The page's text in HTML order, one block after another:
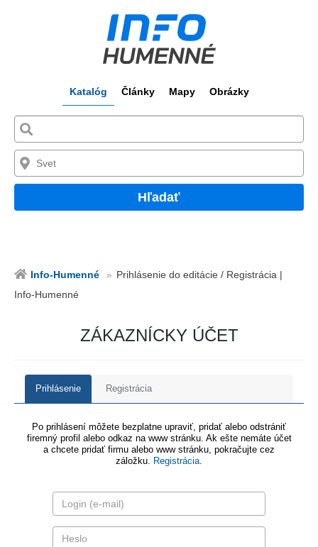
Katalóg Články Mapy Obrázky
Hľadať
Info-Humenné
Prihlásenie do editácie / Registrácia |
Info-Humenné
ZÁKAZNÍCKY ÚČET
Prihlásenie Registrácia
Po prihlásení môžete bezplatne upraviť, pridať alebo odstrániť
firemný profil alebo odkaz na www stránku. Ak ešte nemáte účet
a chcete pridať firmu alebo www stránku, pokračujte cez
záložku. Registrácia.